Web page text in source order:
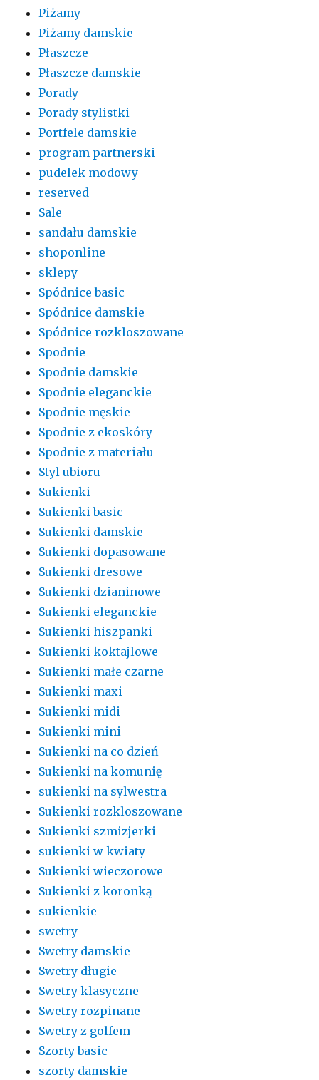
Piżamy
Piżamy damskie
Płaszcze
Płaszcze damskie
Porady
Porady stylistki
Portfele damskie
program partnerski
pudelek modowy
reserved
Sale
sandału damskie
shoponline
sklepy
Spódnice basic
Spódnice damskie
Spódnice rozkloszowane
Spodnie
Spodnie damskie
Spodnie eleganckie
Spodnie męskie
Spodnie z ekoskóry
Spodnie z materiału
Styl ubioru
Sukienki
Sukienki basic
Sukienki damskie
Sukienki dopasowane
Sukienki dresowe
Sukienki dzianinowe
Sukienki eleganckie
Sukienki hiszpanki
Sukienki koktajlowe
Sukienki małe czarne
Sukienki maxi
Sukienki midi
Sukienki mini
Sukienki na co dzień
Sukienki na komunię
sukienki na sylwestra
Sukienki rozkloszowane
Sukienki szmizjerki
sukienki w kwiaty
Sukienki wieczorowe
Sukienki z koronką
sukienkie
swetry
Swetry damskie
Swetry długie
Swetry klasyczne
Swetry rozpinane
Swetry z golfem
Szorty basic
szorty damskie